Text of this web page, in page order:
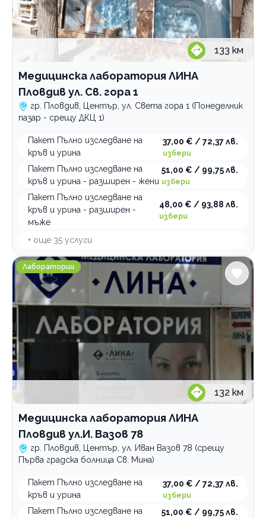
133 км
Медицинска лаборатория ЛИНА
Пловдив ул. Св. гора 1
гр. Пловдив, Център, ул. Света гора 1 (Понеделник
пазар - срещу ДКЦ 1)
Пакет Пълно изследване на
кръв и урина
37,00 € / 72,37 лв.
избери
Пакет Пълно изследване на
кръв и урина - разширен - жени
51,00 € / 99,75 лв.
избери
Пакет Пълно изследване на
кръв и урина - разширен -
мъже
48,00 € / 93,88 лв.
избери
+ още 35 услуги
Медицинска лаборатория ЛИНА Пловдив ул.И. Вазов
Лаборатории
132 км
Медицинска лаборатория ЛИНА
Пловдив ул.И. Вазов 78
гр. Пловдив, Център, ул. Иван Вазов 78 (срещу
Първа градска болница Св. Мина)
Пакет Пълно изследване на
кръв и урина
37,00 € / 72,37 лв.
избери
Пакет Пълно изследване на
51,00 € / 99,75 лв.